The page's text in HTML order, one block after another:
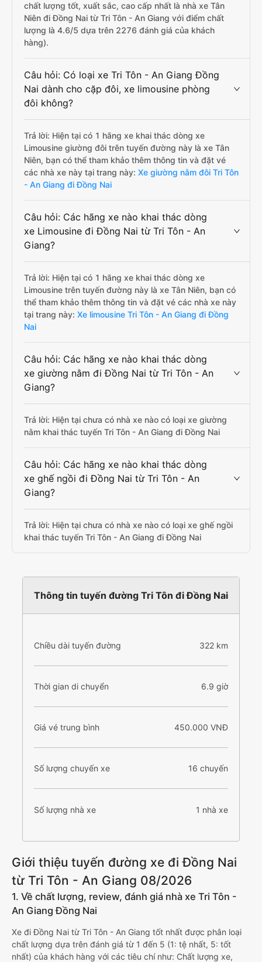
chất lượng tốt, xuất sắc, cao cấp nhất là nhà xe Tân
Niên đi Đồng Nai từ Tri Tôn - An Giang với điểm chất
lượng là 4.6/5 dựa trên 2276 đánh giá của khách
hàng).
Câu hỏi: Có loại xe Tri Tôn - An Giang Đồng
Nai dành cho cặp đôi, xe limousine phòng
đôi không?
Trả lời: Hiện tại có 1 hãng xe khai thác dòng xe
Limousine giường đôi trên tuyến đường này là xe Tân
Niên, bạn có thể tham khảo thêm thông tin và đặt vé
các nhà xe này tại trang này: Xe giường nằm đôi Tri Tôn
- An Giang đi Đồng Nai
Câu hỏi: Các hãng xe nào khai thác dòng
xe Limousine đi Đồng Nai từ Tri Tôn - An
Giang?
Trả lời: Hiện tại có 1 hãng xe khai thác dòng xe
Limousine trên tuyến đường này là xe Tân Niên, bạn có
thể tham khảo thêm thông tin và đặt vé các nhà xe này
tại trang này: Xe limousine Tri Tôn - An Giang đi Đồng
Nai
Câu hỏi: Các hãng xe nào khai thác dòng
xe giường nằm đi Đồng Nai từ Tri Tôn - An
Giang?
Trả lời: Hiện tại chưa có nhà xe nào có loại xe giường
nằm khai thác tuyến Tri Tôn - An Giang đi Đồng Nai
Câu hỏi: Các hãng xe nào khai thác dòng
xe ghế ngồi đi Đồng Nai từ Tri Tôn - An
Giang?
Trả lời: Hiện tại chưa có nhà xe nào có loại xe ghế ngồi
khai thác tuyến Tri Tôn - An Giang đi Đồng Nai
Thông tin tuyến đường Tri Tôn đi Đồng Nai
Chiều dài tuyến đường 322 km
Thời gian di chuyển 6.9 giờ
Giá vé trung bình 450.000 VNĐ
Số lượng chuyến xe 16 chuyến
Số lượng nhà xe 1 nhà xe
Giới thiệu tuyến đường xe đi Đồng Nai
từ Tri Tôn - An Giang 08/2026
1. Về chất lượng, review, đánh giá nhà xe Tri Tôn -
An Giang Đồng Nai
Xe đi Đồng Nai từ Tri Tôn - An Giang tốt nhất được phân loại
chất lượng dựa trên đánh giá từ 1 đến 5 (1: tệ nhất, 5: tốt
nhất) của khách hàng với các tiêu chí như: Chất lượng xe,